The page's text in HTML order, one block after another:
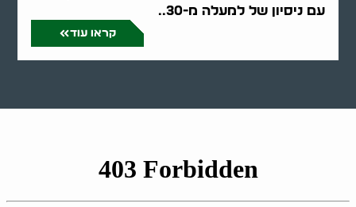
עם ניסיון של למעלה מ-30..
קראו עוד